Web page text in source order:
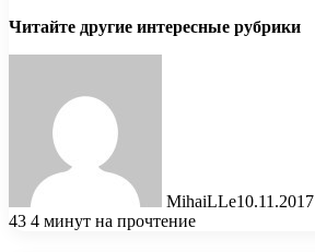
Читайте другие интересные рубрики
MihaiLLe10.11.2017
43 4 минут на прочтение